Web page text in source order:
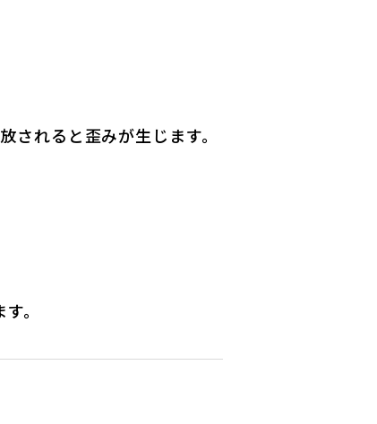
れると歪みが生じます。
。